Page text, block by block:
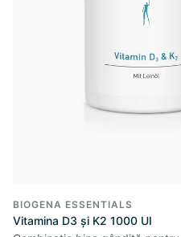
BIOGENA ESSENTIALS
Vitamina D3 și K2 1000 UI